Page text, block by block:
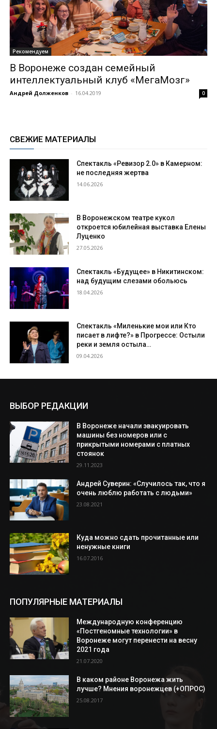
Рекомендуем
В Воронеже создан семейный
интеллектуальный клуб «МегаМозг»
Андрей Долженков - 16.04.2019 0
СВЕЖИЕ МАТЕРИАЛЫ
Спектакль «Ревизор 2.0» в Камерном:
не последняя жертва
14.06.2026
В Воронежском театре кукол
откроется юбилейная выставка Елены
Луценко
27.05.2026
Спектакль «Будущее» в Никитинском:
над будущим слезами обольюсь
18.04.2026
Спектакль «Миленькие мои или Кто
писает в лифте?» в Прогрессе: Остыли
реки и земля остыла…
09.04.2026
ВЫБОР РЕДАКЦИИ
В Воронеже начали эвакуировать
машины без номеров или с
прикрытыми номерами с платных
стоянок
29.11.2023
Андрей Суверин: «Случилось так, что я
очень люблю работать с людьми»
23.08.2021
Куда можно сдать прочитанные или
ненужные книги
16.07.2016
ПОПУЛЯРНЫЕ МАТЕРИАЛЫ
Международную конференцию
«Постгеномные технологии» в
Воронеже могут перенести на весну
2021 года
21.07.2020
В каком районе Воронежа жить
лучше? Мнения воронежцев (+ОПРОС)
25.08.2017